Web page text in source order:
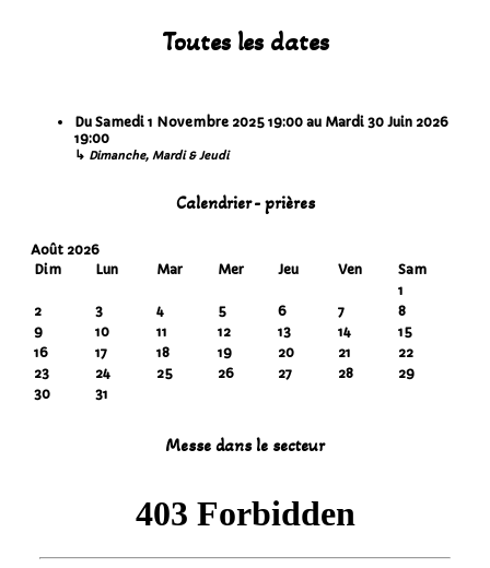
Toutes les dates
Du Samedi 1 Novembre 2025 19:00 au Mardi 30 Juin 2026
19:00
↳ Dimanche, Mardi & Jeudi
Calendrier - prières
Août 2026
Dim
Lun Mar Mer Jeu Ven
Sam
1
2
3 4 5 6 7
8
9
10 11 12 13 14
15
16
17 18 19 20 21
22
23
24 25 26 27 28
29
30
31
Messe dans le secteur